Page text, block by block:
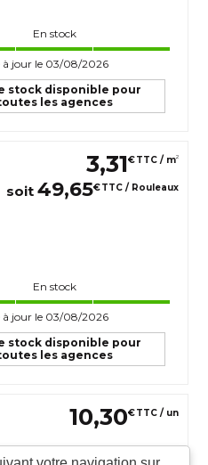
En stock
à jour le 03/08/2026
stock disponible pour
les agences
3,31€TTC / m2
soit 49,65€TTC / Rouleaux
En stock
à jour le 03/08/2026
stock disponible pour
les agences
10,30€TTC / un